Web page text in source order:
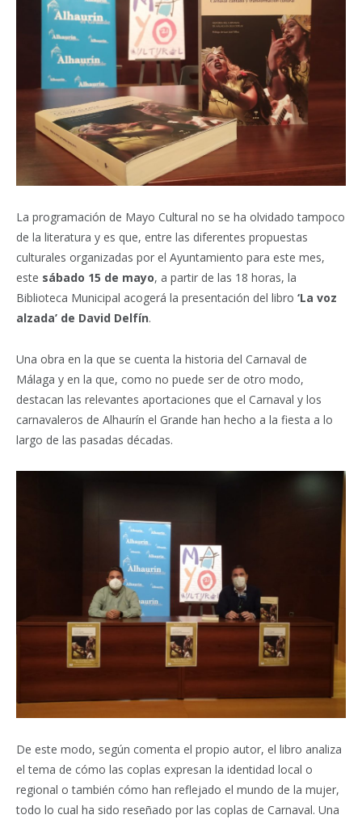
La programación de Mayo Cultural no se ha olvidado tampoco
de la literatura y es que, entre las diferentes propuestas
culturales organizadas por el Ayuntamiento para este mes,
este sábado 15 de mayo, a partir de las 18 horas, la
Biblioteca Municipal acogerá la presentación del libro ‘La voz
alzada’ de David Delfín.
Una obra en la que se cuenta la historia del Carnaval de
Málaga y en la que, como no puede ser de otro modo,
destacan las relevantes aportaciones que el Carnaval y los
carnavaleros de Alhaurín el Grande han hecho a la fiesta a lo
largo de las pasadas décadas.
De este modo, según comenta el propio autor, el libro analiza
el tema de cómo las coplas expresan la identidad local o
regional o también cómo han reflejado el mundo de la mujer,
todo lo cual ha sido reseñado por las coplas de Carnaval. Una